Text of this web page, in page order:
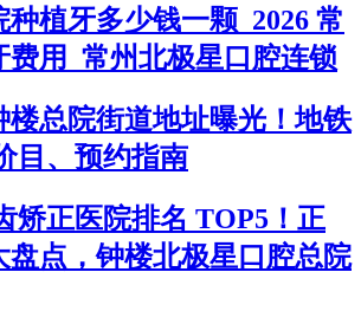
植牙多少钱一颗_2026 常
费用_常州北极星口腔连锁
楼总院街道地址曝光！地铁
目、预约指南
矫正医院排名 TOP5！正
盘点，钟楼北极星口腔总院